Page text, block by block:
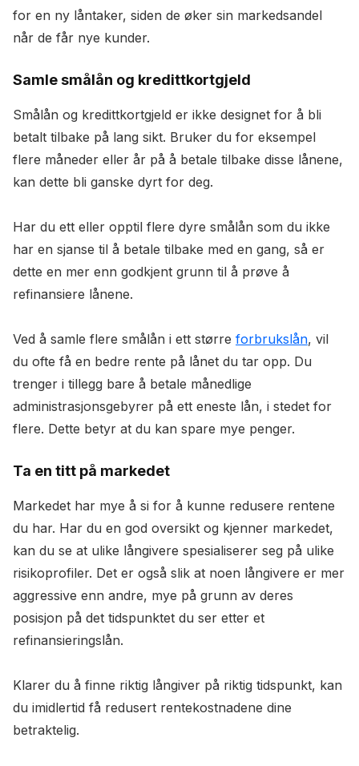
for en ny låntaker, siden de øker sin markedsandel
når de får nye kunder.
Samle smålån og kredittkortgjeld
Smålån og kredittkortgjeld er ikke designet for å bli
betalt tilbake på lang sikt. Bruker du for eksempel
flere måneder eller år på å betale tilbake disse lånene,
kan dette bli ganske dyrt for deg.
Har du ett eller opptil flere dyre smålån som du ikke
har en sjanse til å betale tilbake med en gang, så er
dette en mer enn godkjent grunn til å prøve å
refinansiere lånene.
Ved å samle flere smålån i ett større forbrukslån, vil
du ofte få en bedre rente på lånet du tar opp. Du
trenger i tillegg bare å betale månedlige
administrasjonsgebyrer på ett eneste lån, i stedet for
flere. Dette betyr at du kan spare mye penger.
Ta en titt på markedet
Markedet har mye å si for å kunne redusere rentene
du har. Har du en god oversikt og kjenner markedet,
kan du se at ulike långivere spesialiserer seg på ulike
risikoprofiler. Det er også slik at noen långivere er mer
aggressive enn andre, mye på grunn av deres
posisjon på det tidspunktet du ser etter et
refinansieringslån.
Klarer du å finne riktig långiver på riktig tidspunkt, kan
du imidlertid få redusert rentekostnadene dine
betraktelig.